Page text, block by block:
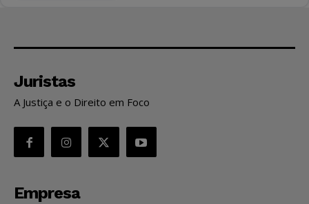
Juristas
A Justiça e o Direito em Foco
Empresa